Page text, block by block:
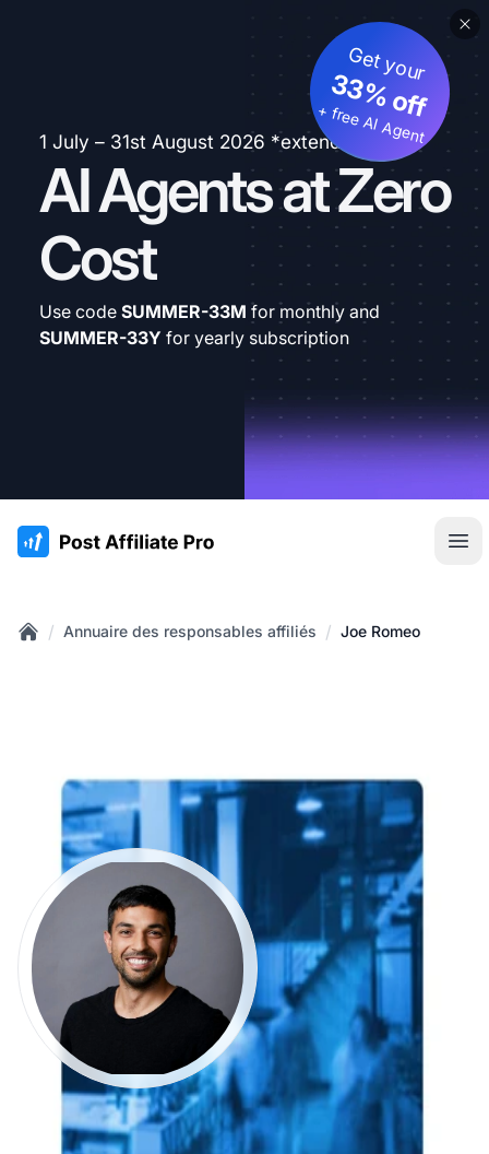
1 July – 31st August 2026 *extended
AI Agents at Zero
Cost
Get your
33% off
+ free AI Agent
Use code SUMMER-33M for monthly and
SUMMER-33Y for yearly subscription
:site.title
/ Annuaire des responsables affiliés / Joe Romeo